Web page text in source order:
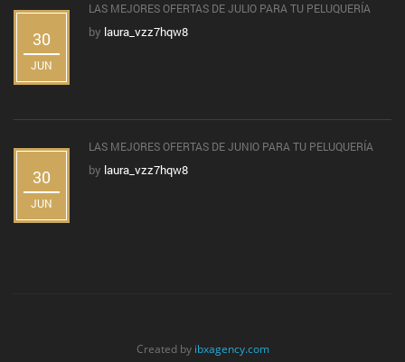
30
JUN
LAS MEJORES OFERTAS DE JULIO PARA TU PELUQUERÍA
by laura_vzz7hqw8
30
JUN
LAS MEJORES OFERTAS DE JUNIO PARA TU PELUQUERÍA
by laura_vzz7hqw8
Created by ibxagency.com